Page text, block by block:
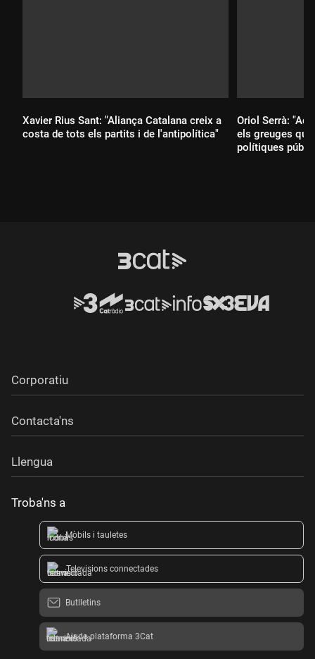
Xavier Rius Sant: "Aliança Catalana creix a
costa de tots els partits i de l'antipolítica"
Oriol Serrà:
els greuges
polítiques
Corporatiu
Contacta'ns
Llengua
Troba'ns a
Mòbils i tauletes
Televisions connectades
Butlletins
Ajuda plataforma 3Cat